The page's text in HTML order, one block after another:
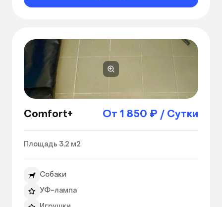
Comfort+ От 1 850 ₽ / Сутки
Площадь 3,2 м2
Собаки
УФ-лампа